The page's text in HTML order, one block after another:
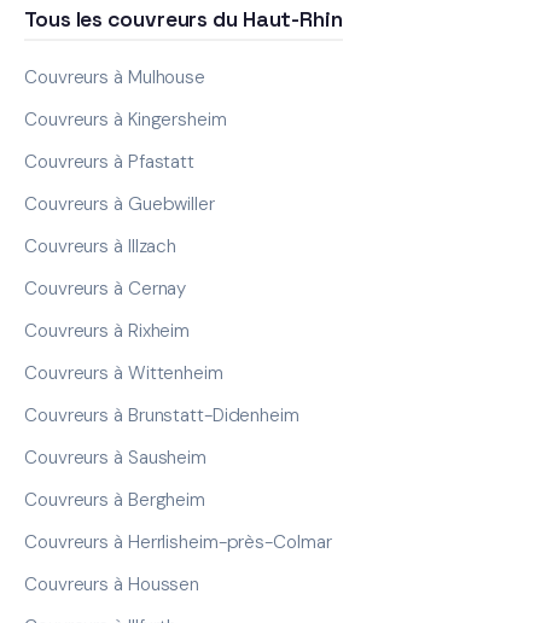
Tous les couvreurs du Haut-Rhin
Couvreurs à Mulhouse
Couvreurs à Kingersheim
Couvreurs à Pfastatt
Couvreurs à Guebwiller
Couvreurs à Illzach
Couvreurs à Cernay
Couvreurs à Rixheim
Couvreurs à Wittenheim
Couvreurs à Brunstatt-Didenheim
Couvreurs à Sausheim
Couvreurs à Bergheim
Couvreurs à Herrlisheim-près-Colmar
Couvreurs à Houssen